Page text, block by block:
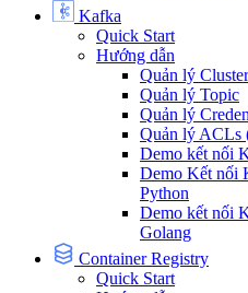
Kafka
Quick Start
Hướng dẫn
Quản lý Cluster
Quản lý Topic
Quản lý
Quản lý ACLs
Demo kết nối
Demo Kết nối
Python
Demo kết nối
Golang
Container Registry
Quick Start